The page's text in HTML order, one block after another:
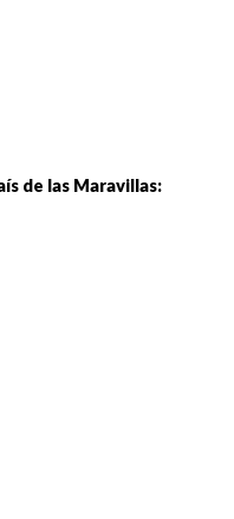
de las Maravillas: